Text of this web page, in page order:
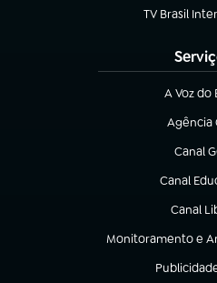
TV Brasil
(abre em
A Voz do
(abre em
Agência
(abre em
Canal
(abre
Canal
(abre em
Canal
(abre
Monitoramento e
(abre em nova aba)
(abre em